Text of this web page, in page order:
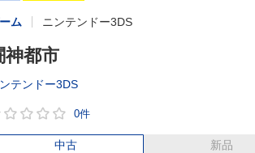
ム ニンテンドー3DS
神都市
テンドー3DS
0件
中古 新品